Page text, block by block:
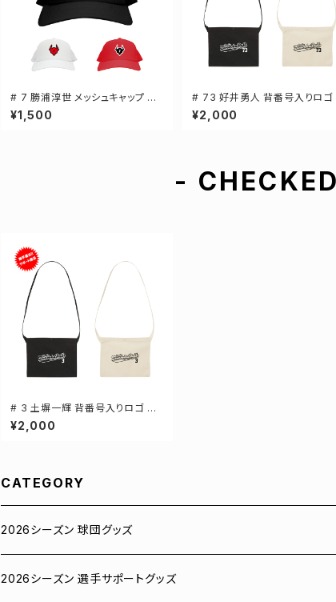
# 7 勝浦淳世 メッシュキャップ 選
手還元 3カラー 000700
¥1,500
# 73 好井勇人 背番号入りロゴ
ャンバスサコッシュ 選手還元 2カ
ラー 001461
¥2,000
-
# 3 土塀一輝 背番号入りロゴ キ
ャンバスサコッシュ 選手還元 2カ
ラー 001461
¥2,000
CATEGORY
2026シーズン 球団グッズ
ユニフォーム
2026シーズン 選手サポートグッズ